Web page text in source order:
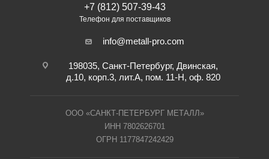
+7 (812) 507-39-43
Телефон для поставщиков
info@metall-pro.com
198035, Санкт-Петербург, Двинская,
д.10, корп.3, лит.А, пом. 11-Н, оф. 820
ООО «САНКТ-ПЕТЕРБУРГ МЕТАЛЛ»
ИНН 7802626701
ОГРН 1177847242429